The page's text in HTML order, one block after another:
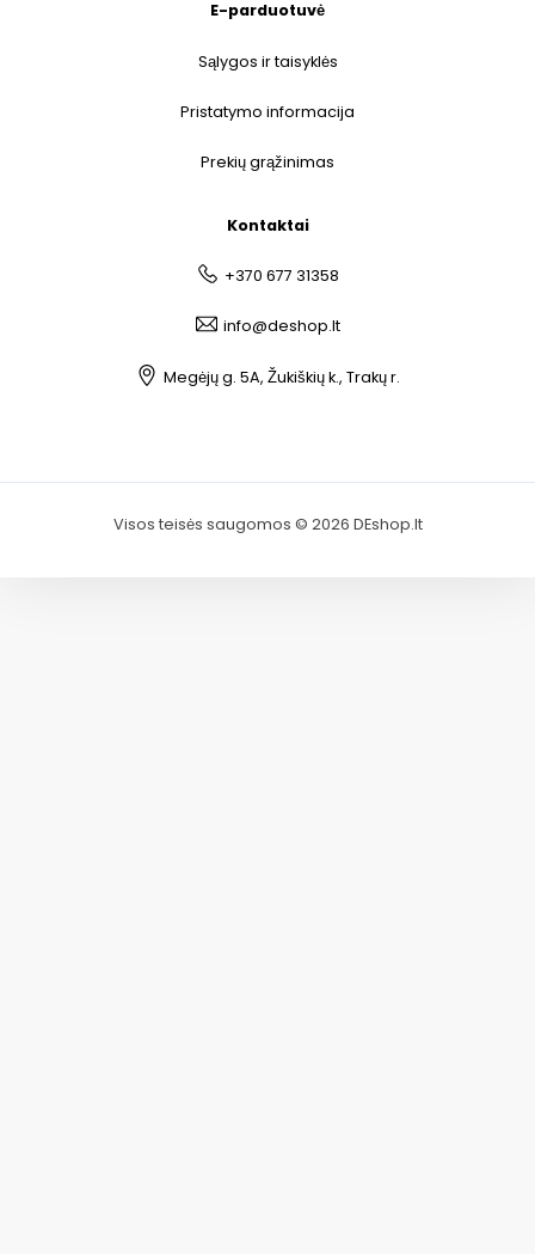
E-parduotuvė
Sąlygos ir taisyklės
Pristatymo informacija
Prekių grąžinimas
Kontaktai
+370 677 31358
info@deshop.lt
Megėjų g. 5A, Žukiškių k., Trakų r.
Visos teisės saugomos © 2026 DEshop.lt